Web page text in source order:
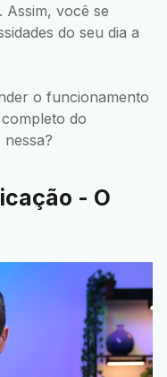
Assim, você se
do seu dia a
o funcionamento
do
- O